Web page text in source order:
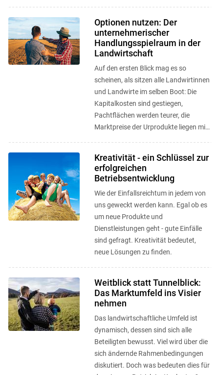
Optionen nutzen: Der
unternehmerischer
Handlungsspielraum in der
Landwirtschaft
Auf den ersten Blick mag es so
scheinen, als sitzen alle Landwirtinnen
und Landwirte im selben Boot: Die
Kapitalkosten sind gestiegen,
Pachtflächen werden teurer, die
Marktpreise der Urprodukte liegen mit
Kreativität - ein Schlüssel zur
erfolgreichen
Betriebsentwicklung
Wie der Einfallsreichtum in jedem von
uns geweckt werden kann. Egal ob es
um neue Produkte und
Dienstleistungen geht - gute Einfälle
sind gefragt. Kreativität bedeutet,
neue Lösungen zu finden.
Weitblick statt Tunnelblick:
Das Marktumfeld ins Visier
nehmen
Das landwirtschaftliche Umfeld ist
dynamisch, dessen sind sich alle
Beteiligten bewusst. Viel wird über die
sich ändernde Rahmenbedingungen
diskutiert. Doch was bedeuten dies für